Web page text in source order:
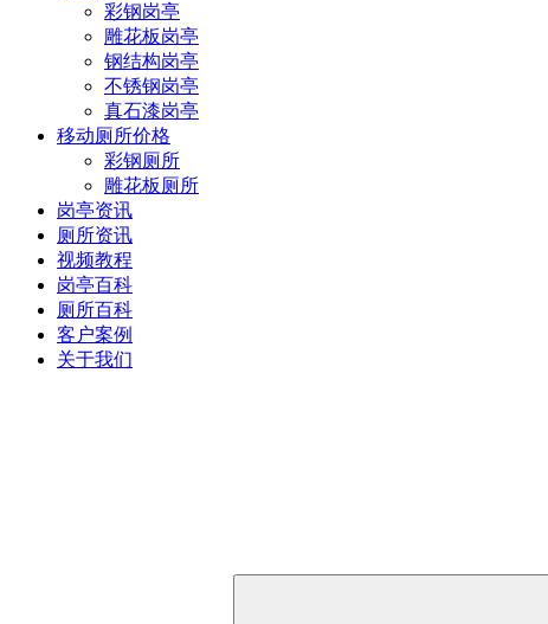
彩钢岗亭
雕花板岗亭
钢结构岗亭
不锈钢岗亭
真石漆岗亭
移动厕所价格
彩钢厕所
雕花板厕所
岗亭资讯
厕所资讯
视频教程
岗亭百科
厕所百科
客户案例
关于我们